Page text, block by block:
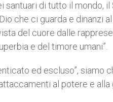
di tutto il mondo, il
che ci guarda e dinanzi
del cuore dalle
e del timore umani”.
ed escluso”, siamo
al potere e alla